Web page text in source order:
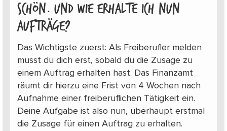
Schön. Und wie erhalte ich nun
Aufträge?
Das Wichtigste zuerst: Als Freiberufler melden
musst du dich erst, sobald du die Zusage zu
einem Auftrag erhalten hast. Das Finanzamt
räumt dir hierzu eine Frist von 4 Wochen nach
Aufnahme einer freiberuflichen Tätigkeit ein.
Deine Aufgabe ist also nun, überhaupt erstmal
die Zusage für einen Auftrag zu erhalten.